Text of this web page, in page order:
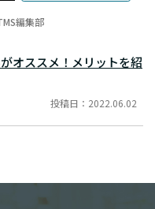
編集部
オススメ！メリットを紹
投稿日：2022.06.02